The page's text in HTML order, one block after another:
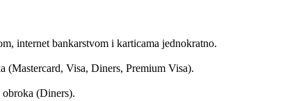
internet bankarstvom i karticama jednokratno.
(Mastercard, Visa, Diners, Premium Visa).
(Diners).